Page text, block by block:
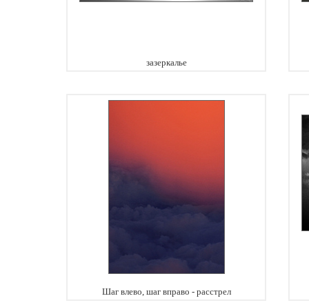
зазеркалье
Шаг влево, шаг вправо - расстрел